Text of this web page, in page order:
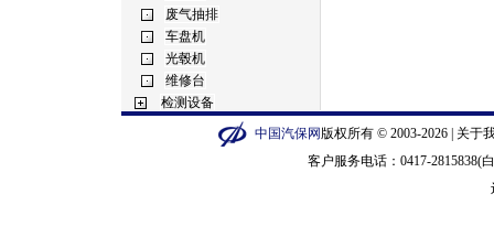
中国汽保网版权所有 © 2003-2026 | 关于
客户服务电话：0417-